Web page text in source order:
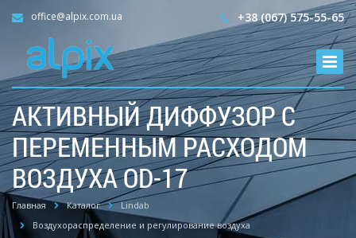
+38 (067) 575-55-65
office@alpix.com.ua
АКТИВНЫЙ ДИФФУЗОР С
ПЕРЕМЕННЫМ РАСХОДОМ
ВОЗДУХА OD-17
Главная Каталог
Lindab
Воздухораспределение и регулирование воздуха